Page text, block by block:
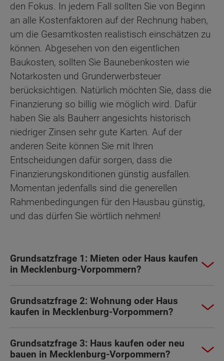
den Fokus. In jedem Fall sollten Sie von Beginn
an alle Kostenfaktoren auf der Rechnung haben,
um die Gesamtkosten realistisch einschätzen zu
können. Abgesehen von den eigentlichen
Baukosten, sollten Sie Baunebenkosten wie
Notarkosten und Grunderwerbsteuer
berücksichtigen. Natürlich möchten Sie, dass die
Finanzierung so billig wie möglich wird. Dafür
haben Sie als Bauherr angesichts historisch
niedriger Zinsen sehr gute Karten. Auf der
anderen Seite können Sie mit Ihren
Entscheidungen dafür sorgen, dass die
Finanzierungskonditionen günstig ausfallen.
Momentan jedenfalls sind die generellen
Rahmenbedingungen für den Hausbau günstig,
und das dürfen Sie wörtlich nehmen!
Grundsatzfrage 1: Mieten oder Haus kaufen
in Mecklenburg-Vorpommern?
Grundsatzfrage 2: Wohnung oder Haus
kaufen in Mecklenburg-Vorpommern?
Grundsatzfrage 3: Haus kaufen oder neu
bauen in Mecklenburg-Vorpommern?